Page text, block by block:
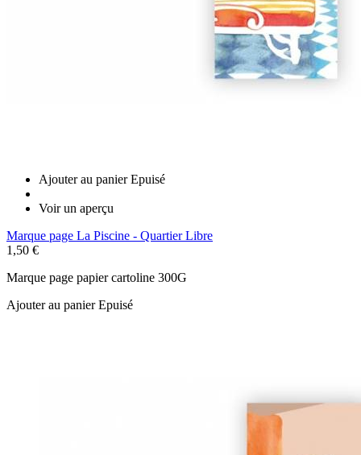
Ajouter au panier Epuisé
Voir un aperçu
Marque page La Piscine - Quartier Libre
1,50 €
Marque page papier cartoline 300G
Ajouter au panierEpuisé